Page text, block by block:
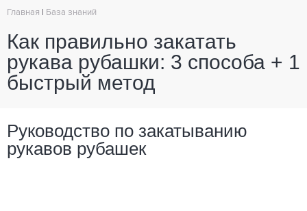
Главная База знаний
Как правильно закатать
рукава рубашки: 3 способа + 1
быстрый метод
Руководство по закатыванию
рукавов рубашек